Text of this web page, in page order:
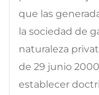
que las
la sociedad de
naturaleza
de 29 junio
establecer